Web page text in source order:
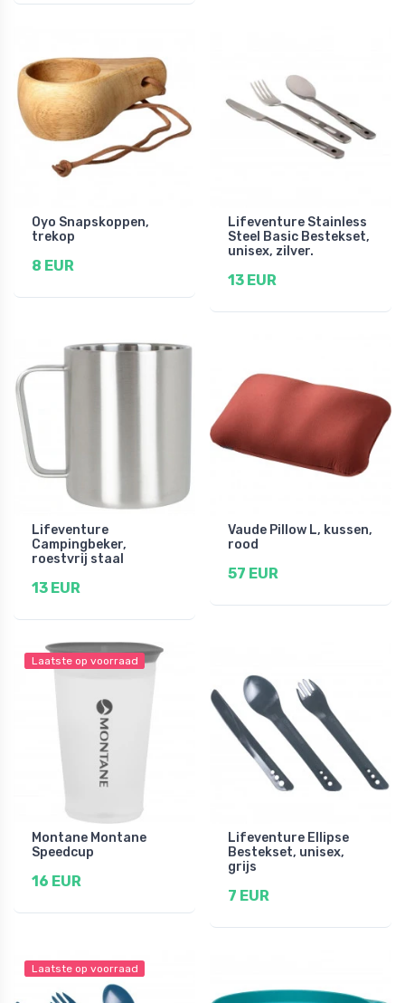
Oyo Snapskoppen,
trekop
8 EUR
Lifeventure Stainless
Steel Basic Bestekset,
unisex, zilver.
13 EUR
Lifeventure
Campingbeker,
roestvrij staal
13 EUR
Vaude Pillow L, kussen,
rood
57 EUR
Laatste op voorraad
Montane Montane
Speedcup
16 EUR
Lifeventure Ellipse
Bestekset, unisex,
grijs
7 EUR
Laatste op voorraad